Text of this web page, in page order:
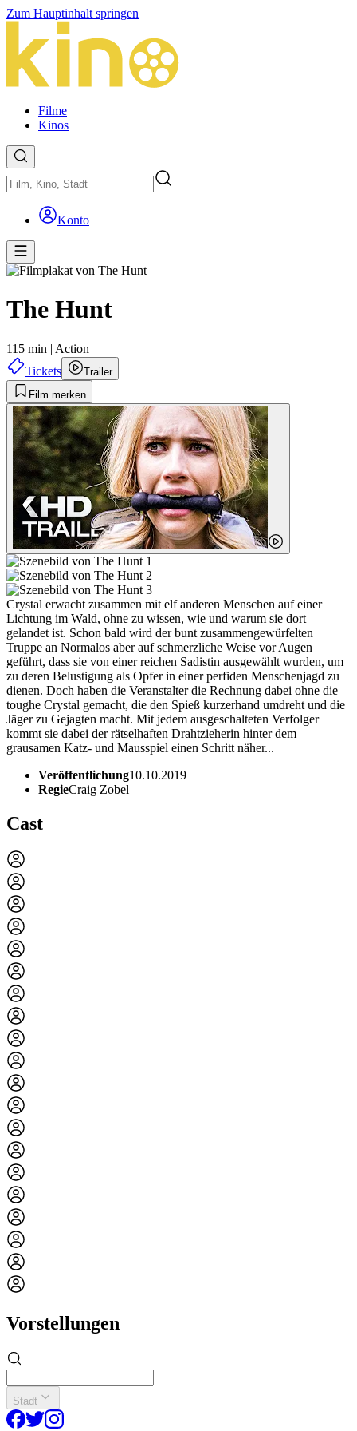
Zum Hauptinhalt springen
Filme
Kinos
Konto
The Hunt
115 min | Action
Tickets
Trailer
Film merken
Crystal erwacht zusammen mit elf anderen Menschen auf einer
Lichtung im Wald, ohne zu wissen, wie und warum sie dort
gelandet ist. Schon bald wird der bunt zusammengewürfelten
Truppe an Normalos aber auf schmerzliche Weise vor Augen
geführt, dass sie von einer reichen Sadistin ausgewählt wurden, um
zu deren Belustigung als Opfer in einer perfiden Menschenjagd zu
dienen. Doch haben die Veranstalter die Rechnung dabei ohne die
toughe Crystal gemacht, die den Spieß kurzerhand umdreht und die
Jäger zu Gejagten macht. Mit jedem ausgeschalteten Verfolger
kommt sie dabei der rätselhaften Drahtzieherin hinter dem
grausamen Katz- und Mausspiel einen Schritt näher...
Veröffentlichung10.10.2019
RegieCraig Zobel
Cast
Vorstellungen
Stadt